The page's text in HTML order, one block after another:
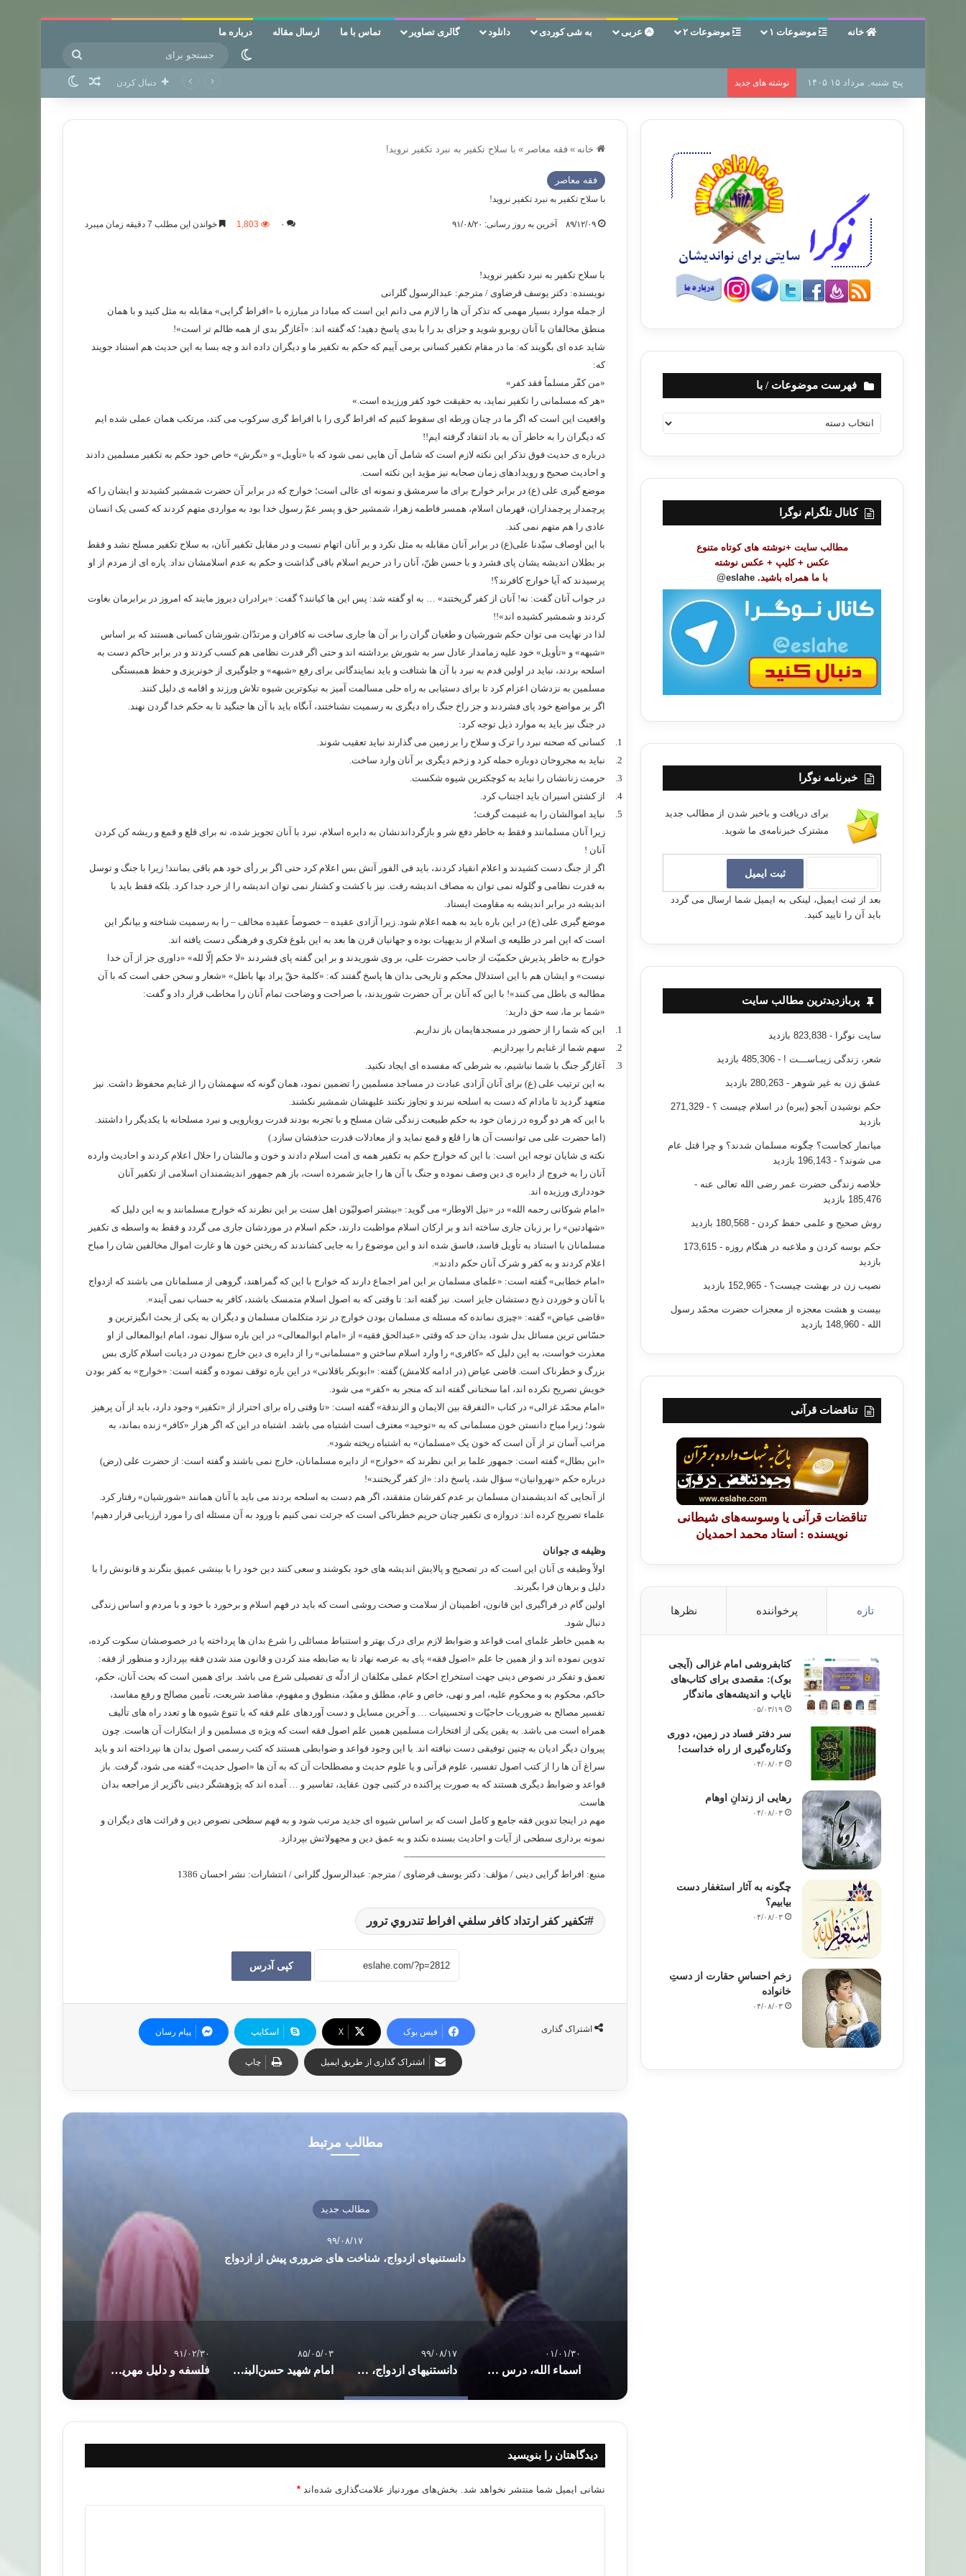
خانه موضوعات ۱ موضوعات ۲ عربی به شی کوردی دانلود گالری تصاویر تماس با ما ارسال مقاله درباره ما
تغییر پوسته
برای پنج شنبه, مرداد ۱۵ ۱۴۰۵ نوشته های جدید دنبال کردن نوشته تصادفی
خانه » فقه معاصر » با سلاح تکفیر به نبرد تکفیر نروید!
فقه معاصر
با سلاح تکفیر به نبرد تکفیر نروید!
۸۹/۱۲/۰۹ آخرین به روز رسانی: ۹۱/۰۸/۲۰ ۰ 1,803 خواندن این مطلب 7 دقیقه زمان میبرد
با سلاح تکفیر به نبرد تکفیر نروید!
نويسنده: دکتر یوسف قرضاوی / مترجم: عبدالرسول گلرانی
از جمله موارد بسیار مهمی که تذکر آن ها را لازم می دانم این است که مبادا در مبارزه با «افراط گرایی» مقابله به مثل کنید و با همان
منطق مخالفان با آنان روبرو شوید و جزای بد را با بدی پاسخ دهید؛ که گفته اند: «آغازگر بدی از همه ظالم تر است»!
شاید عده ای بگویند که: ما در مقام تکفیر کسانی برمی آییم که حکم به تکفیر ما و دیگران داده اند و چه بسا به این حدیث هم استناد جویند
که:
«من کفّر مسلماً فقد کفر»
«هر که مسلمانی را تکفیر نماید، به حقیقت خود کفر ورزیده است.»
واقعیت این است که اگر ما در چنان ورطه ای سقوط کنیم که افراط گری را با افراط گری سرکوب می کند، مرتکب همان عملی شده ایم
که دیگران را به خاطر آن به باد انتقاد گرفته ایم!!
درباره ی حدیث فوق تذکر این نکته لازم است که شامل آن هایی نمی شود که با «تأویل» و «نگرش» خاص خود حکم به تکفیر مسلمین دادند
و احادیث صحیح و رویدادهای زمان صحابه نیز مؤید این نکته است.
موضع گیری علی (ع) در برابر خوارج برای ما سرمشق و نمونه ای عالی است؛ خوارج که در برابر آن حضرت شمشیر کشیدند و ایشان را که
پرچمدار پرچمداران، قهرمان اسلام، همسر فاطمه زهرا، شمشیر حق و پسر عمّ رسول خدا بود به مواردی متهم کردند که کسی یک انسان
عادی را هم متهم نمی کند.
با این اوصاف سیّدنا علی(ع) در برابر آنان مقابله به مثل نکرد و بر آنان اتهام نسبت و در مقابل تکفیر آنان، به سلاح تکفیر مسلح نشد و فقط
بر بطلان اندیشه ی­شان پای فشرد و با حسن ظنّ، آنان را در حریم اسلام باقی گذاشت و حکم به عدم اسلامشان نداد. پاره ای از مردم از او
پرسیدند که آیا خوارج کافرند؟!
در جواب آنان گفت: نه! آنان از کفر گریختند» … به او گفته شد: پس این ها کیانند؟ گفت: «برادران دیروز مایند که امروز در برابرمان بغاوت
کردند و شمشیر کشیده اند»!!
لذا در نهایت می توان حکم شورشیان و طغیان گران را بر آن ها جاری ساخت نه کافران و مرتدّان.شورشان کسانی هستند که بر اساس
«شبهه» و «تأویل» خود علیه زمامدار عادل سر به شورش برداشته اند و حتی اگر قدرت نظامی هم کسب کردند و در برابر حاکم دست به
اسلحه بردند، نباید در اولین قدم به نبرد با آن ها شتافت و باید نمایندگانی برای رفع «شبهه» و جلوگیری از خونریزی و حفظ همبستگی
مسلمین به نزدشان اعزام کرد تا برای دستیابی به راه حلی مسالمت آمیز به نیکوترین شیوه تلاش ورزند و اقامه ی دلیل کنند.
اگر بر مواضع خود پای فشردند و جز راخ جنگ راه دیگری به رسمیت نشناختند، آنگاه باید با آن ها جنگید تا به حکم خدا گردن نهند.
در جنگ نیز باید به موارد ذیل توجه کرد:
1.
کسانی که صحنه نبرد را ترک و سلاح را بر زمین می گذارند نباید تعقیب شوند.
2.
نباید به مجروحان دوباره حمله کرد و زخم دیگری بر آنان وارد ساخت.
3.
حرمت زنانشان را نباید به کوچکترین شیوه شکست.
4.
از کشتن اسیران باید اجتناب کرد.
5.
نباید اموالشان را به غنیمت گرفت؛
زیرا آنان مسلمانند و فقط به خاطر دفع شر و بازگرداندنشان به دایره اسلام، نبرد با آنان تجویز شده، نه برای قلع و قمع و ریشه کن کردن
آنان !
اگر از جنگ دست کشیدند و اعلام انقیاد کردند، باید فی الفور آتش بس اعلام کرد حتی اگر بر رأی خود هم باقی بمانند! زیرا با جنگ و توسل
به قدرت نظامی و گلوله نمی توان به مصاف اندیشه رفت. نیز با کشت و کشتار نمی توان اندیشه را از خرد جدا کرد. بلکه فقط باید با
اندیشه در برابر اندیشه به مقاومت ایستاد.
موضع گیری علی (ع) در این باره باید به همه اعلام شود. زیرا آزادی عقیده – خصوصاً عقیده مخالف – را به رسمیت شناخته و بیانگر این
است که این امر در طلیعه ی اسلام از بدیهیات بوده و جهانیان قرن ها بعد به این بلوغ فکری و فرهنگی دست یافته اند.
خوارج به خاطر پذیرش حکمیّت از جانب حضرت علی، بر وی شوریدند و بر این گفته پای فشردند «لا حکم إلّا لله» «داوری جز از آن خدا
نیست» و ایشان هم با این استدلال محکم و تاریخی بدان ها پاسخ گفتند که: «کلمة حقّ یراد بها باطل» «شعار و سخن حقی است که با آن
مطالبه ی باطل می کنند»! با این که آنان بر آن حضرت شوریدند، با صراحت و وضاحت تمام آنان را مخاطب قرار داد و گفت:
«شما بر ما، سه حق دارید:
1.
این که شما را از حضور در مسجدهایمان باز نداریم.
2.
سهم شما از غنایم را بپردازیم.
3.
آغازگر جنگ با شما نباشیم، به شرطی که مفسده ای ایجاد نکنید.
به این ترتیب علی (ع) برای آنان آزادی عبادت در مساجد مسلمین را تضمین نمود، همان گونه که سهمشان را از غنایم محفوظ داشت. نیز
متعهد گردید تا مادام که دست به اسلحه نبرند و تجاوز نکنند علیه­شان شمشیر نکشند.
با این که هر دو گروه در زمان خود به حکم طبیعت زندگی شان مسلح و با تجربه بودند قدرت رویارویی و نبرد مسلحانه با یکدیگر را داشتند.
(اما حضرت علی می توانست آن ها را قلع و قمع نماید و از معادلات قدرت حذفشان سازد.)
نکته ی شایان توجه این است: با این که خوارج حکم به تکفیر همه ی امت اسلام دادند و خون و مالشان را حلال اعلام کردند و احادیث وارده
آنان را به خروج از دایره ی دین وصف نموده و جنگ با آن ها را جایز شمرده است، باز هم جمهور اندیشمندان اسلامی از تکفیر آنان
خودداری ورزیده اند.
«امام شوکانی رحمه الله» در «نیل الاوطار» می گوید: «بیشتر اصولیّون اهل سنت بر این نظرند که خوارج مسلمانند و به این دلیل که
«شهادتین» را بر زبان جاری ساخته اند و بر ارکان اسلام مواظبت دارند، حکم اسلام در موردشان جاری می گردد و فقط به واسطه ی تکفیر
مسلمانان با استناد به تأویل فاسد، فاسق شده اند و این موضوع را به جایی کشاندند که ریختن خون ها و غارت اموال مخالفین شان را مباح
اعلام کردند و به کفر و شرک آنان حکم دادند».
«امام خطابی» گفته است: «علمای مسلمان بر این امر اجماع دارند که خوارج با این که گمراهند، گروهی از مسلمانان می باشند که ازدواج
با آنان و خوردن ذبح دستشان جایز است. نیز گفته اند: تا وقتی که به اصول اسلام متمسک باشند، کافر به حساب نمی آیند».
«قاضی عیاض» گفته: «چیزی نمانده که مسئله ی مسلمان بودن خوارج در نزد متکلمان مسلمان و دیگران به یکی از بحث انگیزترین و
حسّاس ترین مسائل بدل شود، بدان حد که وقتی «عبدالحق فقیه» از «امام ابوالمعالی» در این باره سؤال نمود، امام ابوالمعالی از او
معذرت خواست، به این دلیل که «کافری» را وارد اسلام ساختن و «مسلمانی» را از دایره ی دین خارج نمودن در دیانت اسلام کاری بس
بزرگ و خطرناک است. قاضی عیاض (در ادامه کلامش) گفته: «ابوبکر باقلانی» در این باره توقف نموده و گفته است: «خوارج» به کفر بودن
خویش تصریح نکرده اند، اما سخنانی گفته اند که منجر به «کفر» می شود.
«امام محمّد غزالی» در کتاب «التفرقة بین الایمان و الزندقة» گفته است: «تا وقتی راه برای احتراز از «تکفیر» وجود دارد، باید از آن پرهیز
شود؛ زیرا مباح دانستن خون مسلمانی که به «توحید» معترف است اشتباه می باشد. اشتباه در این که اگر هزار «کافر» زنده بماند، به
مراتب آسان تر از آن است که خون یک «مسلمان» به اشتباه ریخته شود».
«ابن بطال» گفته است: جمهور علما بر این نظرند که «خوارج» از دایره مسلمانان، خارج نمی باشند و گفته است: از حضرت علی (رض)
درباره حکم «نهروانیان» سؤال شد، پاسخ داد: «از کفر گریختند»!
از آنجایی که اندیشمندان مسلمان بر عدم کفرشان متفقند، اگر هم دست به اسلحه بردند می باید با آنان همانند «شورشیان» رفتار کرد.
علماء تصریح کرده اند: دروازه ی تکفیر چنان حریم خطرناکی است که جرئت نمی کنیم با ورود به آن مسئله ای را مورد ارزیابی قرار دهیم!
وظیفه ی جوانان
اولاً وظیفه ی آنان این است که در تصحیح و پالایش اندیشه های خود بکوشند و سعی کنند دین خود را با بینشی عمیق بنگرند و قانونش را با
دلیل و برهان فرا بگیرند.
اولین گام در فراگیری این قانون، اطمینان از سلامت و صحت روشی است که باید در فهم اسلام و برخورد با خود و با مردم و اساس زندگی
دنبال شود.
به همین خاطر علمای امت قواعد و ضوابط لازم برای درک بهتر و استنباط مسائلی را شرع بدان ها پرداخته یا در خصوصشان سکوت کرده،
تدوین نموده اند و از همین جا علم «اصول فقه» پای به عرصه نهاد تا به ضابطه مند کردن و قانون مند شدن فقه بپردازد و منظور از فقه:
تعمق و تفکر در نصوص دینی جهت استخراج احکام عملی مکلفان از ادلّه ی تفصیلی شرع می باشد. برای همین است که بحث آنان، حکم،
حاکم، محکوم به و محکوم علیه، امر و نهی، خاص و عام، مطلق و مقیّد، منطوق و مفهوم، مقاصد شریعت، تأمین مصالح و رفع مفاسد،
تفسیر مصالح به ضروریات حاجیّات و تحسینیات … و آخرین مسایل و دست آوردهای علم فقه که با تنوع شیوه ها و تعدد راه های تألیف
همراه است می باشد. به یقین یکی از افتخارات مسلمین همین علم اصول فقه است که ویژه ی مسلمین و از ابتکارات آن هاست. چون
پیروان دیگر ادیان به چنین توفیقی دست نیافته اند. با این وجود قواعد و ضوابطی هستند که کتب رسمی اصول بدان ها نپرداخته اند و باید
سراغ آن ها را از کتب اصول تفسیر، علوم قرآنی و یا علوم حدیث و مصطلحات آن که به آن ها «اصول حدیث» گفته می شود، گرفت. باز
قواعد و ضوابط دیگری هستند که به صورت پراکنده در کتبی چون عقاید، تفاسیر و … آمده اند که پژوهشگر دینی ناگزیر از مراجعه بدان
هاست.
مهم در اینجا تدوین فقه جامع و کامل است که بر اساس شیوه ای جدید مرتب شود و به فهم سطحی نصوص دین و قرائت های دیگران و
نمونه برداری سطحی از آیات و احادیث بسنده نکند و به عمق دین و مجهولاتش بپردازد.
—————————————————————–
منبع: افراط گرایی دینی / مؤلف: دکتر یوسف قرضاوی / مترجم: عبدالرسول گلرانی / انتشارات: نشر احسان 1386
تكفير كفر ارتداد كافر سلفي افراط تندروي ترور
کپی آدرس
اشتراک گذاری فیس بوک X اسکایپ پیام رسان
اشتراک گذاری از طریق ایمیل چاپ
مطالب مرتبط
مطالب جدید
۹۹/۰۸/۱۷
دانستنیهای ازدواج، شناخت های ضروری پیش از ازدواج
۰۱/۰۱/۳۰
اسماء الله، درس شانزدهم، منتقم/انتقام
۹۹/۰۸/۱۷
دانستنیهای ازدواج، شناخت های ضروری پیش از ازدواج
۸۵/۰۵/۰۳
امام شهيد حسن‌البنا (رح)
۹۱/۰۲/۳۰
فلسفه و دلیل مهریه زن در اسلام
دیدگاهتان را بنویسید
نشانی ایمیل شما منتشر نخواهد شد. بخش‌های موردنیاز علامت‌گذاری شده‌اند *
فهرست موضوعات / با
ه
ت
ض
کانال تلگرام نوگرا
مطالب سایت +نوشته های کوتاه متنوع
عکس + کلیپ + عکس نوشته
با ما همراه باشید. eslahe@
خبرنامه نوگرا
برای دریافت و باخبر شدن از مطالب جدید
مشترک خبرنامه‌ی ما شوید.
بعد از ثبت ایمیل، لینکی به ایمیل شما ارسال می گردد
باید آن را تایید کنید.
پربازدیدترین مطالب سایت
سایت نوگرا - 823,838 بازدید
شعر، زندگی زیبـاســـت ! - 485,306 بازدید
عشق زن به غیر شوهر - 280,263 بازدید
حکم نوشیدن آبجو (بیره) در اسلام چیست ؟
- 271,329
بازدید
میانمار کجاست؟ چگونه مسلمان شدند؟ و چرا قتل عام
می شوند؟ - 196,143 بازدید
خلاصه زندگی حضرت عمر رضی الله تعالی عنه -
185,476 بازدید
روش صحیح و علمی حفظ کردن - 180,568 بازدید
حکم بوسه کردن و ملاعبه در هنگام روزه
- 173,615
بازدید
نصیب زن در بهشت چیست؟ - 152,965 بازدید
بیست و هشت معجزه از معجزات حضرت محمّد رسول
الله - 148,960 بازدید
تناقضات قرآنی
تناقضات قرآنی یا وسوسه‌های شیطانی
نویسنده : استاد محمد احمدیان
تازه پرخواننده نظرها
کتابفروشی امام غزالی (آیجی
بوک): مقصدی برای کتاب‌های
نایاب و اندیشه‌های ماندگار
۰۵/۰۳/۱۹
سر دفتر فساد در زمین‌، دوری
وکناره‌گیری از راه خداست‌!
۰۴/۰۸/۰۳
رهایی از زندانِ اوهام
۰۴/۰۸/۰۳
چگونه به آثار استغفار دست
بیابیم؟
۰۴/۰۸/۰۳
زخمِ احساسِ حقارت از دستِ
خانواده
۰۴/۰۸/۰۳